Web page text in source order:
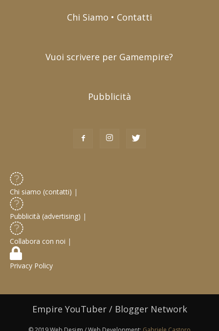
Chi Siamo • Contatti
Vuoi scrivere per Gamempire?
Pubblicità
Chi siamo (contatti) |
Pubblicità (advertising) |
Collabora con noi |
Privacy Policy
Empire YouTuber / Blogger Network